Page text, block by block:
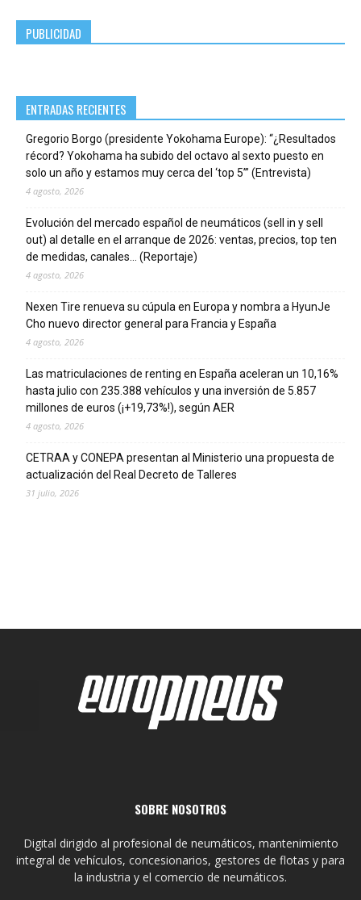
PUBLICIDAD
ENTRADAS RECIENTES
Gregorio Borgo (presidente Yokohama Europe): “¿Resultados
récord? Yokohama ha subido del octavo al sexto puesto en
solo un año y estamos muy cerca del ‘top 5’” (Entrevista)
4 agosto, 2026
Evolución del mercado español de neumáticos (sell in y sell
out) al detalle en el arranque de 2026: ventas, precios, top ten
de medidas, canales… (Reportaje)
4 agosto, 2026
Nexen Tire renueva su cúpula en Europa y nombra a HyunJe
Cho nuevo director general para Francia y España
4 agosto, 2026
Las matriculaciones de renting en España aceleran un 10,16%
hasta julio con 235.388 vehículos y una inversión de 5.857
millones de euros (¡+19,73%!), según AER
4 agosto, 2026
CETRAA y CONEPA presentan al Ministerio una propuesta de
actualización del Real Decreto de Talleres
31 julio, 2026
SOBRE NOSOTROS
Digital dirigido al profesional de neumáticos, mantenimiento
integral de vehículos, concesionarios, gestores de flotas y para
la industria y el comercio de neumáticos.